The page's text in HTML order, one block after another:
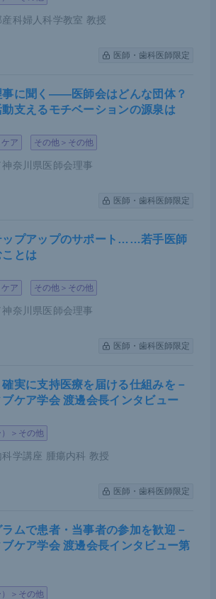
期間（PFS）に関しては、ニボル
が、後治療を含めたOSで優越性を
るセカンドラインの適用承認を受
リズマブに関してもセカンドライ
けでなく食道腺がん（以下、EA
した欧米中心の試験で、日本人も2
る。
ドセタキセル、あるいはイリノテ
。それに対するペムブロリズマブ
れた。主要評価項目として、1. P
Positive Score）≧10の集
科婦人科学教室 教授
医師・歯科医師限定
事に聞く――医師会はどんな団体？
支えるモチベーションの源泉は
ア その他＞その他
奈川県医師会理事
医師・歯科医師限定
ップアップのサポート……若手医師
とは
ア その他＞その他
奈川県医師会理事
医師・歯科医師限定
実に支持医療を届ける仕組みを－
ケア学会 渡邊会長インタビュー
＞その他
学講座 腫瘍内科 教授
医師・歯科医師限定
ムで患者・当事者の参加を歓迎－
ケア学会 渡邊会長インタビュー第
＞その他